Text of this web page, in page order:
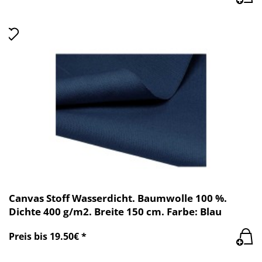
Canvas Stoff Wasserdicht. Baumwolle 100 %.
Dichte 400 g/m2. Breite 150 cm. Farbe: Blau
Preis bis 19.50€ *